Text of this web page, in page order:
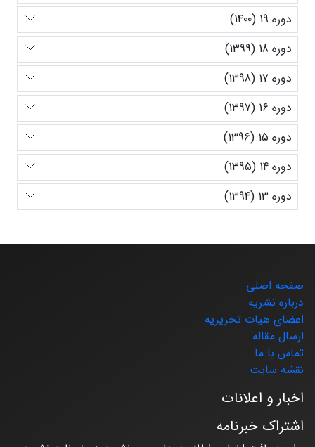
دوره 19 (1400)
دوره 18 (1399)
دوره 17 (1398)
دوره 16 (1397)
دوره 15 (1396)
دوره 14 (1395)
دوره 13 (1394)
صفحه اصلی
درباره نشریه
اعضای هیات تحریریه
ارسال مقاله
تماس با ما
نقشه سایت
اخبار و اعلانات
اشتراک خبرنامه